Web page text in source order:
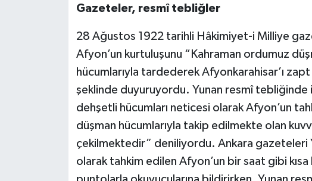
Gazeteler, resmî tebliğler
28 Ağustos 1922 tarihli Hâkimiyet-i Milliye
Afyon’un kurtuluşunu “Kahraman ordumuz
hücumlarıyla tardederek Afyonkarahisar’ı
şeklinde duyuruyordu. Yunan resmî tebliğinde
dehşetli hücumları neticesi olarak Afyon’un
düşman hücumlarıyla takip edilmekte olan
çekilmektedir” deniliyordu. Ankara gazeteleri
olarak tahkim edilen Afyon’un bir saat gibi